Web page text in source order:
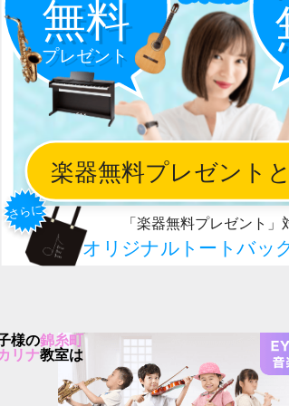
様の錦糸町
リナ教室は